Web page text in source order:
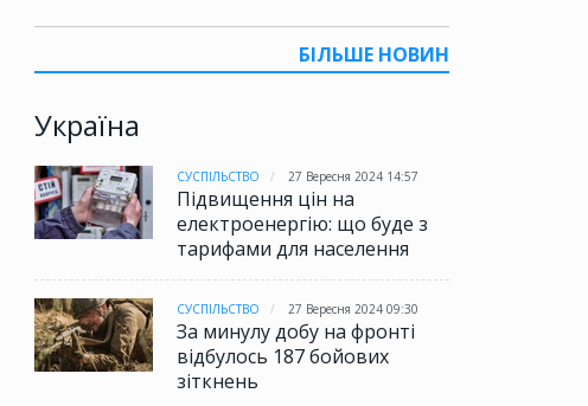
БІЛЬШЕ НОВИН
Україна
СУСПІЛЬСТВО 27 Вересня 2024 14:57
Підвищення цін на
електроенергію: що буде з
тарифами для населення
СУСПІЛЬСТВО 27 Вересня 2024 09:30
За минулу добу на фронті
відбулось 187 бойових
зіткнень